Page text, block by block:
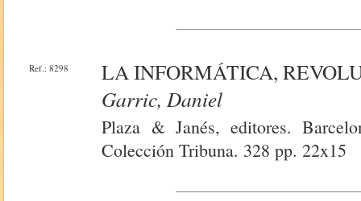
Ref.: 8298
LA INFORMÁTICA,
Garric, Daniel
Plaza & Janés, editores.
Colección Tribuna. 328 pp. 22x15